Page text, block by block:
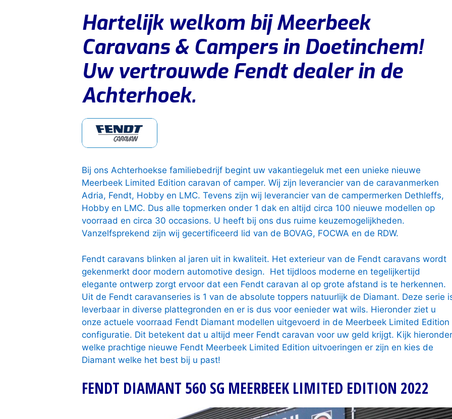
Hartelijk welkom bij Meerbeek
Caravans & Campers in Doetinchem!
Uw vertrouwde Fendt dealer in de
Achterhoek.
Bij ons Achterhoekse familiebedrijf begint uw vakantiegeluk met een unieke nieuwe
Meerbeek Limited Edition caravan of camper. Wij zijn leverancier van de caravanmerken
Adria, Fendt, Hobby en LMC. Tevens zijn wij leverancier van de campermerken Dethleffs,
Hobby en LMC. Dus alle topmerken onder 1 dak en altijd circa 100 nieuwe modellen op
voorraad en circa 30 occasions. U heeft bij ons dus ruime keuzemogelijkheden.
Vanzelfsprekend zijn wij gecertificeerd lid van de BOVAG, FOCWA en de RDW.
Fendt caravans blinken al jaren uit in kwaliteit. Het exterieur van de Fendt caravans wordt
gekenmerkt door modern automotive design. Het tijdloos moderne en tegelijkertijd
elegante ontwerp zorgt ervoor dat een Fendt caravan al op grote afstand is te herkennen.
Uit de Fendt caravanseries is 1 van de absolute toppers natuurlijk de Diamant. Deze serie
leverbaar in diverse plattegronden en er is dus voor eenieder wat wils. Hieronder ziet u
onze actuele voorraad Fendt Diamant modellen uitgevoerd in de Meerbeek Limited Edition
configuratie. Dit betekent dat u altijd meer Fendt caravan voor uw geld krijgt. Kijk hieronder
welke prachtige nieuwe Fendt Meerbeek Limited Edition uitvoeringen er zijn en kies de
Diamant welke het best bij u past!
FENDT DIAMANT 560 SG MEERBEEK LIMITED EDITION 2022